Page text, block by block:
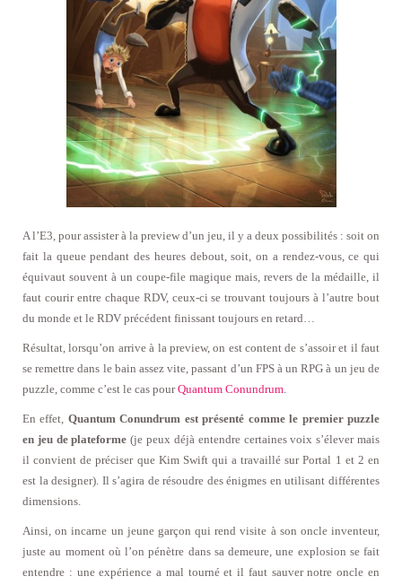
A l’E3, pour assister à la preview d’un jeu, il y a deux possibilités : soit on
fait la queue pendant des heures debout, soit, on a rendez-vous, ce qui
équivaut souvent à un coupe-file magique mais, revers de la médaille, il
faut courir entre chaque RDV, ceux-ci se trouvant toujours à l’autre bout
du monde et le RDV précédent finissant toujours en retard…
Résultat, lorsqu’on arrive à la preview, on est content de s’assoir et il faut
se remettre dans le bain assez vite, passant d’un FPS à un RPG à un jeu de
puzzle, comme c’est le cas pourQuantum Conundrum.
En effet, Quantum Conundrum est présenté comme le premier puzzle
en jeu de plateforme (je peux déjà entendre certaines voix s’élever mais
il convient de préciser que Kim Swift qui a travaillé sur Portal 1 et 2 en
est la designer). Il s’agira de résoudre des énigmes en utilisant différentes
dimensions.
Ainsi, on incarne un jeune garçon qui rend visite à son oncle inventeur,
juste au moment où l’on pénètre dans sa demeure, une explosion se fait
entendre : une expérience a mal tourné et il faut sauver notre oncle en